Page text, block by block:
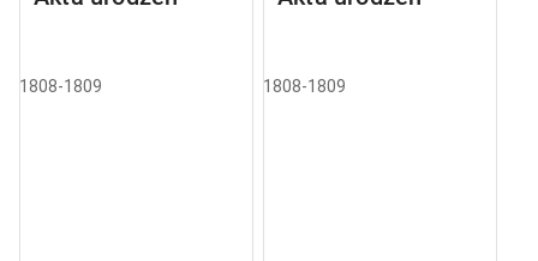
1808-1809 1808-1809